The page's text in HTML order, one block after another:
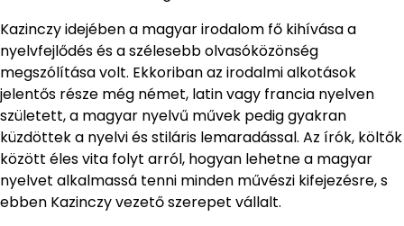
Kazinczy idejében a magyar irodalom fő kihívása a
nyelvfejlődés és a szélesebb olvasóközönség
megszólítása volt. Ekkoriban az irodalmi alkotások
jelentős része még német, latin vagy francia nyelven
született, a magyar nyelvű művek pedig gyakran
küzdöttek a nyelvi és stiláris lemaradással. Az írók, költők
között éles vita folyt arról, hogyan lehetne a magyar
nyelvet alkalmassá tenni minden művészi kifejezésre, s
ebben Kazinczy vezető szerepet vállalt.